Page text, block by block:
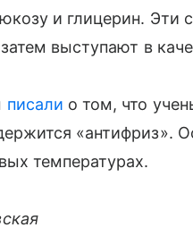
и глицерин. Эти
выступают в
писали о том, что
«антифриз».
температурах.